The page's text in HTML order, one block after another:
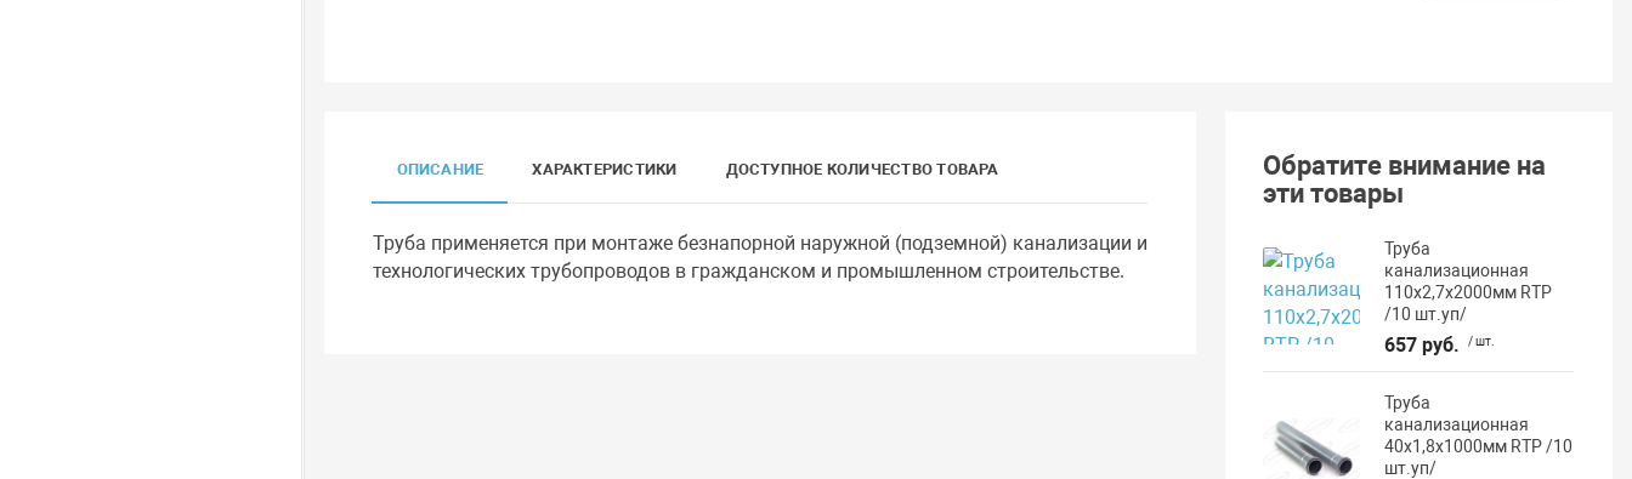
ОПИСАНИЕ ХАРАКТЕРИСТИКИ ДОСТУПНОЕ КОЛИЧЕСТВО ТОВАРА
Труба применяется при монтаже безнапорной наружной (подземной) канализации и
технологических трубопроводов в гражданском и промышленном строительстве.
Обратите внимание на
эти товары
Труба
канализационная
110х2,7х2000мм RTP
/10 шт.уп/
657 руб. / шт.
Труба
канализационная
40х1,8х1000мм RTP /10
шт.уп/